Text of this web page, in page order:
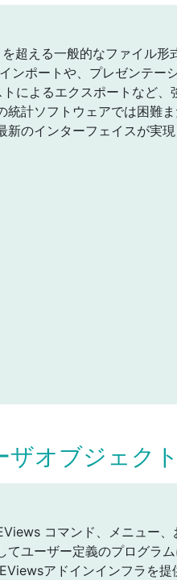
超える一般的なファイル形
ンポートや、プレゼンテー
によるエクスポートなど
統計ソフトウェアでは困難
新のインターフェイスが実現
オブジェクト
コマンド、メニュー
てユーザー定義のプログラ
アドインインフラを提